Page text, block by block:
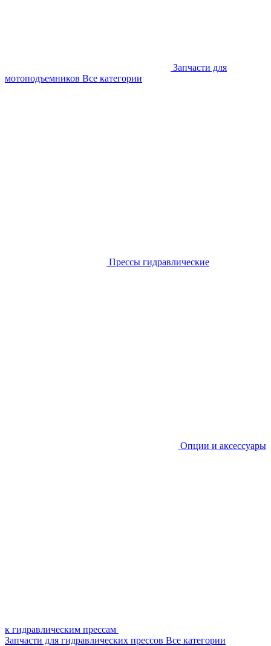
Запчасти для
мотоподъемников Все категории
Прессы гидравлические
Опции и аксессуары
к гидравлическим прессам
Запчасти для гидравлических прессов Все категории